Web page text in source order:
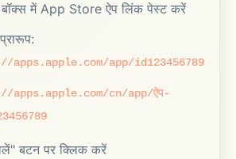
बॉक्स में App Store ऐप लिंक पेस्ट करें
apps.apple.com/app/id123456789
apps.apple.com/cn/app/ऐप-
बटन पर क्लिक करें